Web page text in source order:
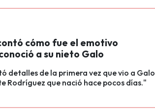
cómo fue el emotivo
a su nieto Galo
detalles de la primera vez que vio a Galo
Rodríguez que nació hace pocos días."